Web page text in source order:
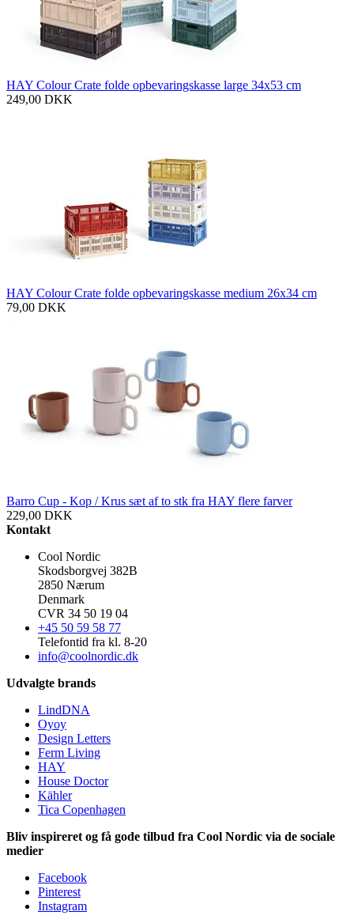
HAY Colour Crate folde opbevaringskasse large 34x53 cm
249,00 DKK
HAY Colour Crate folde opbevaringskasse medium 26x34 cm
79,00 DKK
Barro Cup - Kop / Krus sæt af to stk fra HAY flere farver
229,00 DKK
Kontakt
Cool Nordic
Skodsborgvej 382B
2850 Nærum
Denmark
CVR 34 50 19 04
+45 50 59 58 77
Telefontid fra kl. 8-20
info@coolnordic.dk
Udvalgte brands
LindDNA
Oyoy
Design Letters
Ferm Living
HAY
House Doctor
Kähler
Tica Copenhagen
Bliv inspireret og få gode tilbud fra Cool Nordic via de sociale
medier
Facebook
Pinterest
Instagram